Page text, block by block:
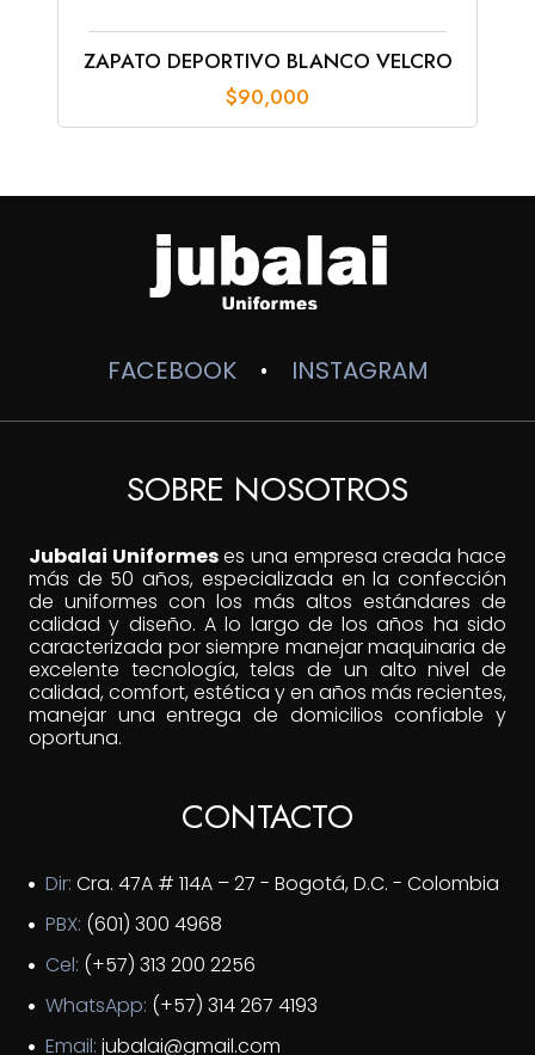
ZAPATO DEPORTIVO BLANCO VELCRO
$90,000
FACEBOOK • INSTAGRAM
SOBRE NOSOTROS
Jubalai Uniformeses una empresa creada hace
más de 50 años, especializada en la confección
de uniformes con los más altos estándares de
calidad y diseño. A lo largo de los años ha sido
caracterizada por siempre manejar maquinaria de
excelente tecnología, telas de un alto nivel de
calidad, comfort, estética y en años más recientes,
manejar una entrega de domicilios confiable y
oportuna.
CONTACTO
Dir: Cra. 47A # 114A – 27 - Bogotá, D.C. - Colombia
PBX: (601) 300 4968
Cel: (+57) 313 200 2256
WhatsApp: (+57) 314 267 4193
Email: jubalai@gmail.com